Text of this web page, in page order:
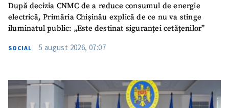
După decizia CNMC de a reduce consumul de energie
electrică, Primăria Chișinău explică de ce nu va stinge
iluminatul public: „Este destinat siguranței cetățenilor”
SOCIAL 5 august 2026, 07:07
confidențialitate.
TRIMITE ȘTIREA